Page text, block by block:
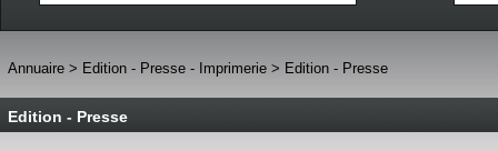
Annuaire > Edition - Presse - Imprimerie > Edition - Presse
Edition - Presse